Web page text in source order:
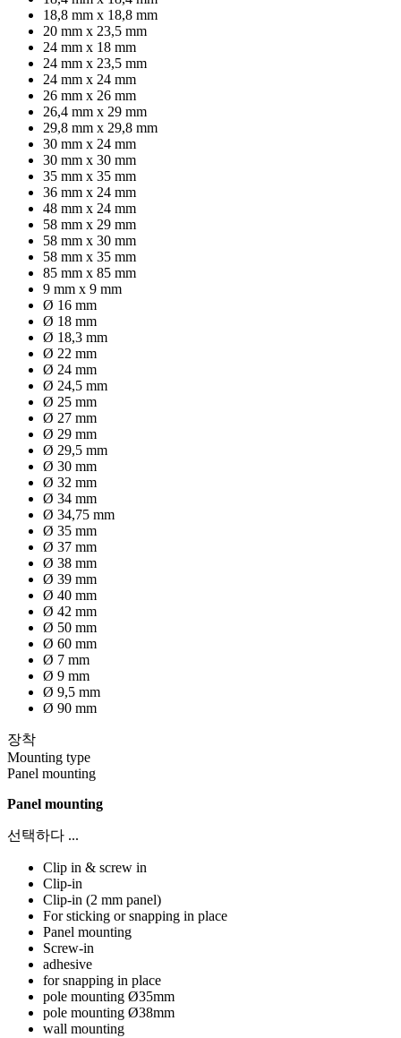
18,8 mm x 18,8 mm
20 mm x 23,5 mm
24 mm x 18 mm
24 mm x 23,5 mm
24 mm x 24 mm
26 mm x 26 mm
26,4 mm x 29 mm
29,8 mm x 29,8 mm
30 mm x 24 mm
30 mm x 30 mm
35 mm x 35 mm
36 mm x 24 mm
48 mm x 24 mm
58 mm x 29 mm
58 mm x 30 mm
58 mm x 35 mm
85 mm x 85 mm
9 mm x 9 mm
Ø 16 mm
Ø 18 mm
Ø 18,3 mm
Ø 22 mm
Ø 24 mm
Ø 24,5 mm
Ø 25 mm
Ø 27 mm
Ø 29 mm
Ø 29,5 mm
Ø 30 mm
Ø 32 mm
Ø 34 mm
Ø 34,75 mm
Ø 35 mm
Ø 37 mm
Ø 38 mm
Ø 39 mm
Ø 40 mm
Ø 42 mm
Ø 50 mm
Ø 60 mm
Ø 7 mm
Ø 9 mm
Ø 9,5 mm
Ø 90 mm
장착
Mounting type
Panel mounting
Panel mounting
선택하다 ...
Clip in & screw in
Clip-in
Clip-in (2 mm panel)
For sticking or snapping in place
Panel mounting
Screw-in
adhesive
for snapping in place
pole mounting Ø35mm
pole mounting Ø38mm
wall mounting